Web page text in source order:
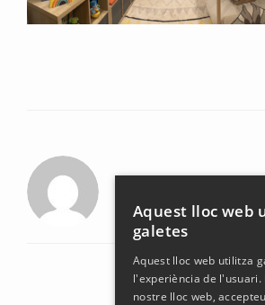
laura
Aquest lloc web
galetes
Aquest lloc web utilitza
l'experiència de l'usuari.
nostre lloc web,